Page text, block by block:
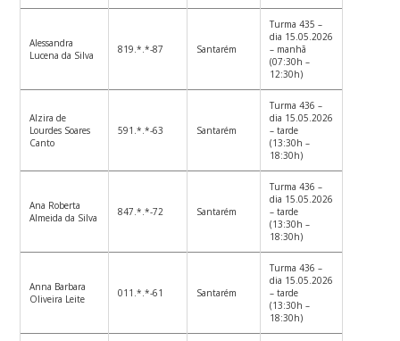
Alessandra
Lucena da Silva
819.*.*-87 Santarém
Turma 435 –
dia 15.05.2026
– manhã
(07:30h –
12:30h)
Alzira de
Lourdes Soares
Canto
591.*.*-63 Santarém
Turma 436 –
dia 15.05.2026
– tarde
(13:30h –
18:30h)
Ana Roberta
Almeida da Silva
847.*.*-72 Santarém
Turma 436 –
dia 15.05.2026
– tarde
(13:30h –
18:30h)
Anna Barbara
Oliveira Leite
011.*.*-61 Santarém
Turma 436 –
dia 15.05.2026
– tarde
(13:30h –
18:30h)